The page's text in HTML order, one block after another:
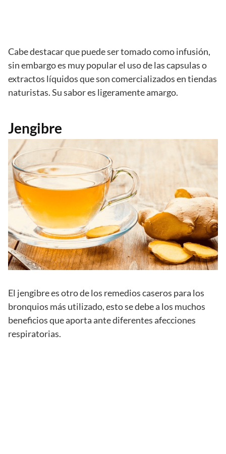
Cabe destacar que puede ser tomado como infusión,
sin embargo es muy popular el uso de las capsulas o
extractos líquidos que son comercializados en tiendas
naturistas. Su sabor es ligeramente amargo.
Jengibre
El jengibre es otro de los remedios caseros para los
bronquios más utilizado, esto se debe a los muchos
beneficios que aporta ante diferentes afecciones
respiratorias.